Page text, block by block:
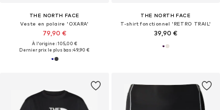
THE NORTH FACE
Veste en polaire 'OXARA'
79,90 €
À l'origine : 105,00 €
Dernier prix le plus bas :49,90 €
THE NORTH FACE
T-shirt fonctionnel 'RETRO TRAIL'
39,90 €